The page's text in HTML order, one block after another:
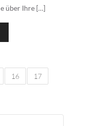
über Ihre […]
16
17